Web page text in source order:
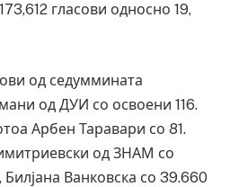
гласови односно 19,
од седуммината
од ДУИ со освоени 116.
Арбен Таравари со 81.
од ЗНАМ со
Ванковска со 39.660